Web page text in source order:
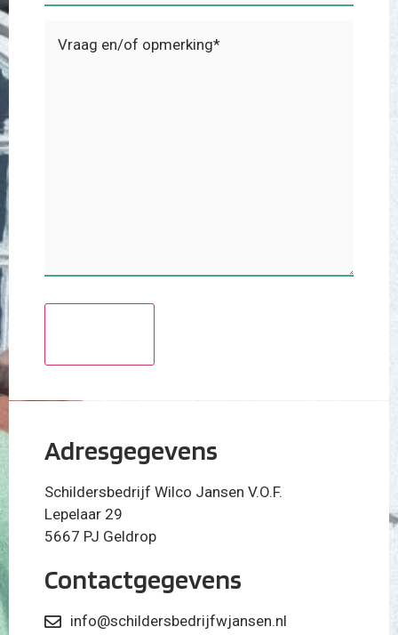
en/of
opmerking
Adresgegevens
Schildersbedrijf Wilco Jansen V.O.F.
Lepelaar 29
5667 PJ Geldrop
Contactgegevens
info@schildersbedrijfwjansen.nl